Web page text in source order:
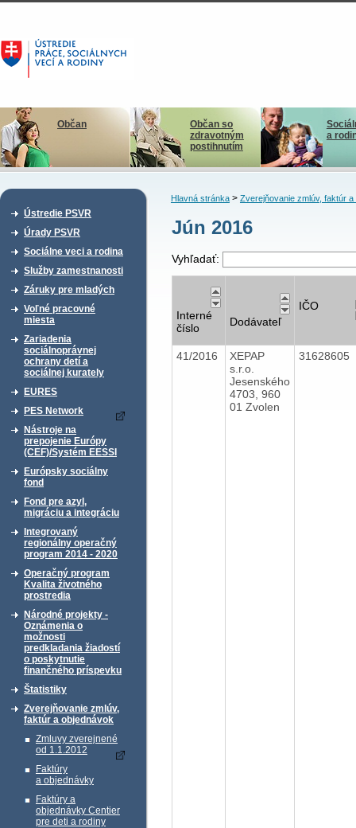
Občan
Občan so
zdravotným
postihnutím
a
Ústredie PSVR
Úrady PSVR
Sociálne veci a rodina
Služby zamestnanosti
Záruky pre mladých
Voľné pracovné
miesta
Zariadenia
sociálnoprávnej
ochrany detí a
sociálnej kurately
EURES
PES Network
Nástroje na
prepojenie Európy
(CEF)/Systém EESSI
Európsky sociálny
fond
Fond pre azyl,
migráciu a integráciu
Integrovaný
regionálny operačný
program 2014 - 2020
Operačný program
Kvalita životného
prostredia
Národné projekty -
Oznámenia o
možnosti
predkladania žiadostí
o poskytnutie
finančného príspevku
Štatistiky
Zverejňovanie zmlúv,
faktúr a objednávok
Zmluvy zverejnené
od 1.1.2012
Faktúry
a objednávky
Faktúry a
objednávky Centier
pre deti a rodiny
Hlavná stránka> Zverejňovanie zmlúv, faktúr a
Jún 2016
Vyhľadať:
Interné
číslo
Dodávateľ
IČO
41/2016
XEPAP
s.r.o.
Jesenského
4703, 960
01 Zvolen
31628605